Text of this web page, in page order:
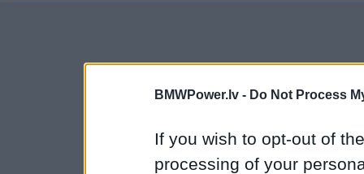
BMWPower.lv - Do Not Process
If you wish to opt-out of
processing of your